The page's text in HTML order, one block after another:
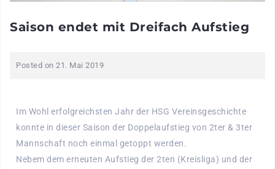
Saison endet mit Dreifach Aufstieg
Posted on 21. Mai 2019
Im Wohl erfolgreichsten Jahr der HSG Vereinsgeschichte
konnte in dieser Saison der Doppelaufstieg von 2ter & 3ter
Mannschaft noch einmal getoppt werden.
Nebem dem erneuten Aufstieg der 2ten (Kreisliga) und der